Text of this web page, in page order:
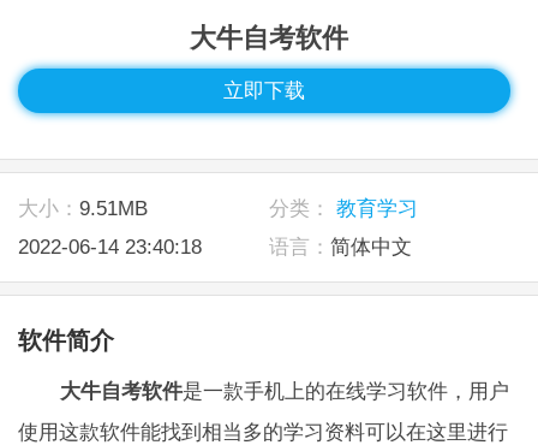
大牛自考软件
立即下载
大小： 9.51MB 分类： 教育学习
2022-06-14 23:40:18
语言： 简体中文
软件简介
大牛自考软件是一款手机上的在线学习软件，用户
使用这款软件能找到相当多的学习资料可以在这里进行